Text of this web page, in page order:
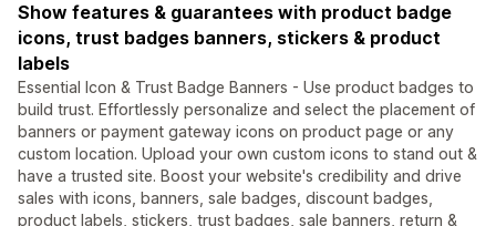
Show features & guarantees with product badge
icons, trust badges banners, stickers & product
labels
Essential Icon & Trust Badge Banners - Use product badges to
build trust. Effortlessly personalize and select the placement of
banners or payment gateway icons on product page or any
custom location. Upload your own custom icons to stand out &
have a trusted site. Boost your website's credibility and drive
sales with icons, banners, sale badges, discount badges,
product labels, stickers, trust badges, sale banners, return &